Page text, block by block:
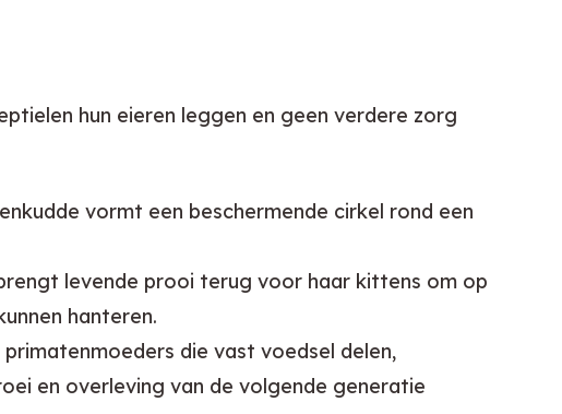
hun eieren leggen en geen verdere zorg
vormt een beschermende cirkel rond een
levende prooi terug voor haar kittens om op
hanteren.
die vast voedsel delen,
en overleving van de volgende generatie